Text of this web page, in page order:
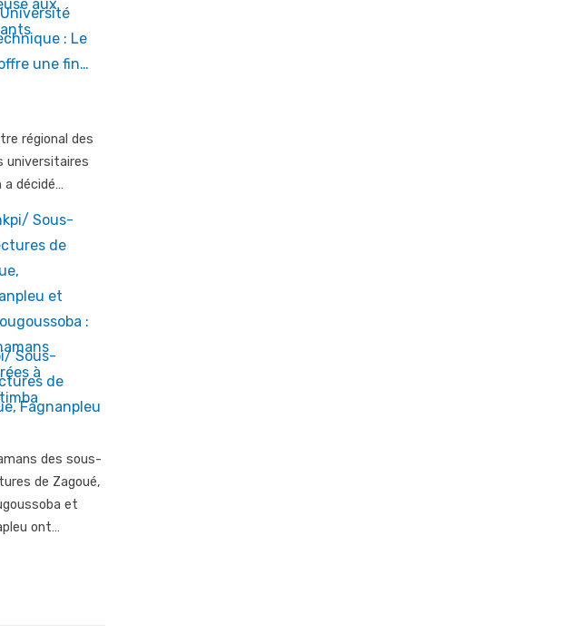
: Le
une fin…
régional des
universitaires
a décidé…
Sous-
de
Fagnanpleu
des sous-
de Zagoué,
et
ont…